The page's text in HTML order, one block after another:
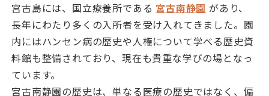
宮古島には、国立療養所である 宮古南静園 があり、
長年にわたり多くの入所者を受け入れてきました。園
内にはハンセン病の歴史や人権について学べる歴史資
料館も整備されており、現在も貴重な学びの場となっ
ています。
宮古南静園の歴史は、単なる医療の歴史ではなく、偏